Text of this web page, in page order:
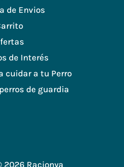
de Envios
de Interés
cuidar a tu Perro
de guardia
2026 Racionya